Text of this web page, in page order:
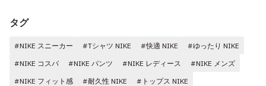
タグ
#NIKE スニーカー #Tシャツ NIKE #快適 NIKE
#ゆったり NIKE
#NIKE コスパ
#NIKE パンツ #NIKE レディース
#NIKE メンズ
#NIKE フィット感
#耐久性 NIKE
#トップス NIKE